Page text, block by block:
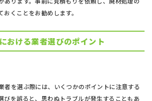
くことをお勧めします。
おける業者選びのポイント
者を選ぶ際には、いくつかのポイントに注意する
びを誤ると、思わぬトラブルが発生することもあ